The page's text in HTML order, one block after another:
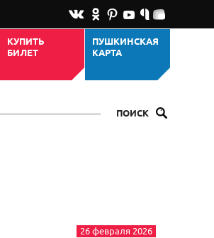
КУПИТЬ
БИЛЕТ
ПУШКИНСКАЯ
КАРТА
ПОИСК
26 февраля 2026